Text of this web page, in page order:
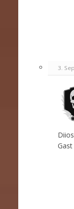
3.
Diios
Gast